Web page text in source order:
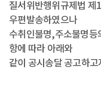
질서위반행위규제법 제
우편발송하였으나
수취인불명,주소불명등
항에 따라 아래와
같이 공시송달 공고하고